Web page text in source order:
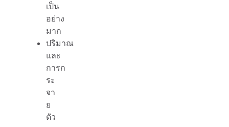
เป็น
อย่าง
มาก
ปริมาณ
และ
การก
ระ
จา
ย
ตัว